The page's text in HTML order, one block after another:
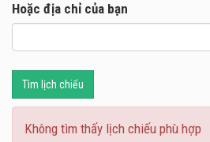
Hoặc địa chỉ của bạn
Tìm lịch chiếu
Không tìm thấy lịch chiếu phù hợp